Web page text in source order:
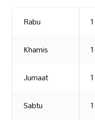
Rabu
Khamis
Jumaat
Sabtu